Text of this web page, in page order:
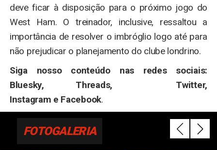
deve ficar à disposição para o próximo jogo do
West Ham. O treinador, inclusive, ressaltou a
importância de resolver o imbróglio logo até para
não prejudicar o planejamento do clube londrino.
Siga nosso conteúdo nas redes sociais:
Bluesky, Threads, Twitter,
Instagram e Facebook.
FOTOGALERIA